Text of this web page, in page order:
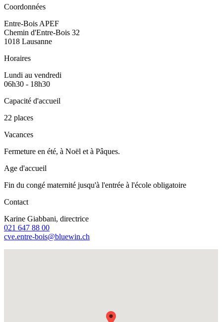
Coordonnées
Entre-Bois APEF
Chemin d'Entre-Bois 32
1018 Lausanne
Horaires
Lundi au vendredi
06h30 - 18h30
Capacité d'accueil
22 places
Vacances
Fermeture en été, à Noël et à Pâques.
Age d'accueil
Fin du congé maternité jusqu'à l'entrée à l'école obligatoire
Contact
Karine Giabbani, directrice
021 647 88 00
cve.entre-bois@bluewin.ch